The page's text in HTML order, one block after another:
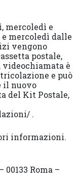
mercoledì e
e mercoledì dalle
vengono
postale,
videochiamata è
e può
il nuovo
del Kit Postale,
.
informazioni.
Roma –